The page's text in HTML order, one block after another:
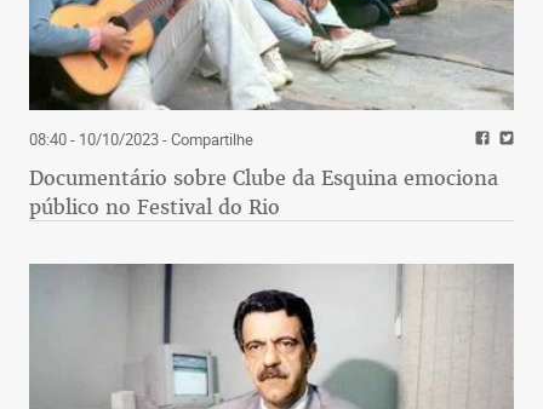
08:40 - 10/10/2023- Compartilhe
Documentário sobre Clube da Esquina emociona
público no Festival do Rio